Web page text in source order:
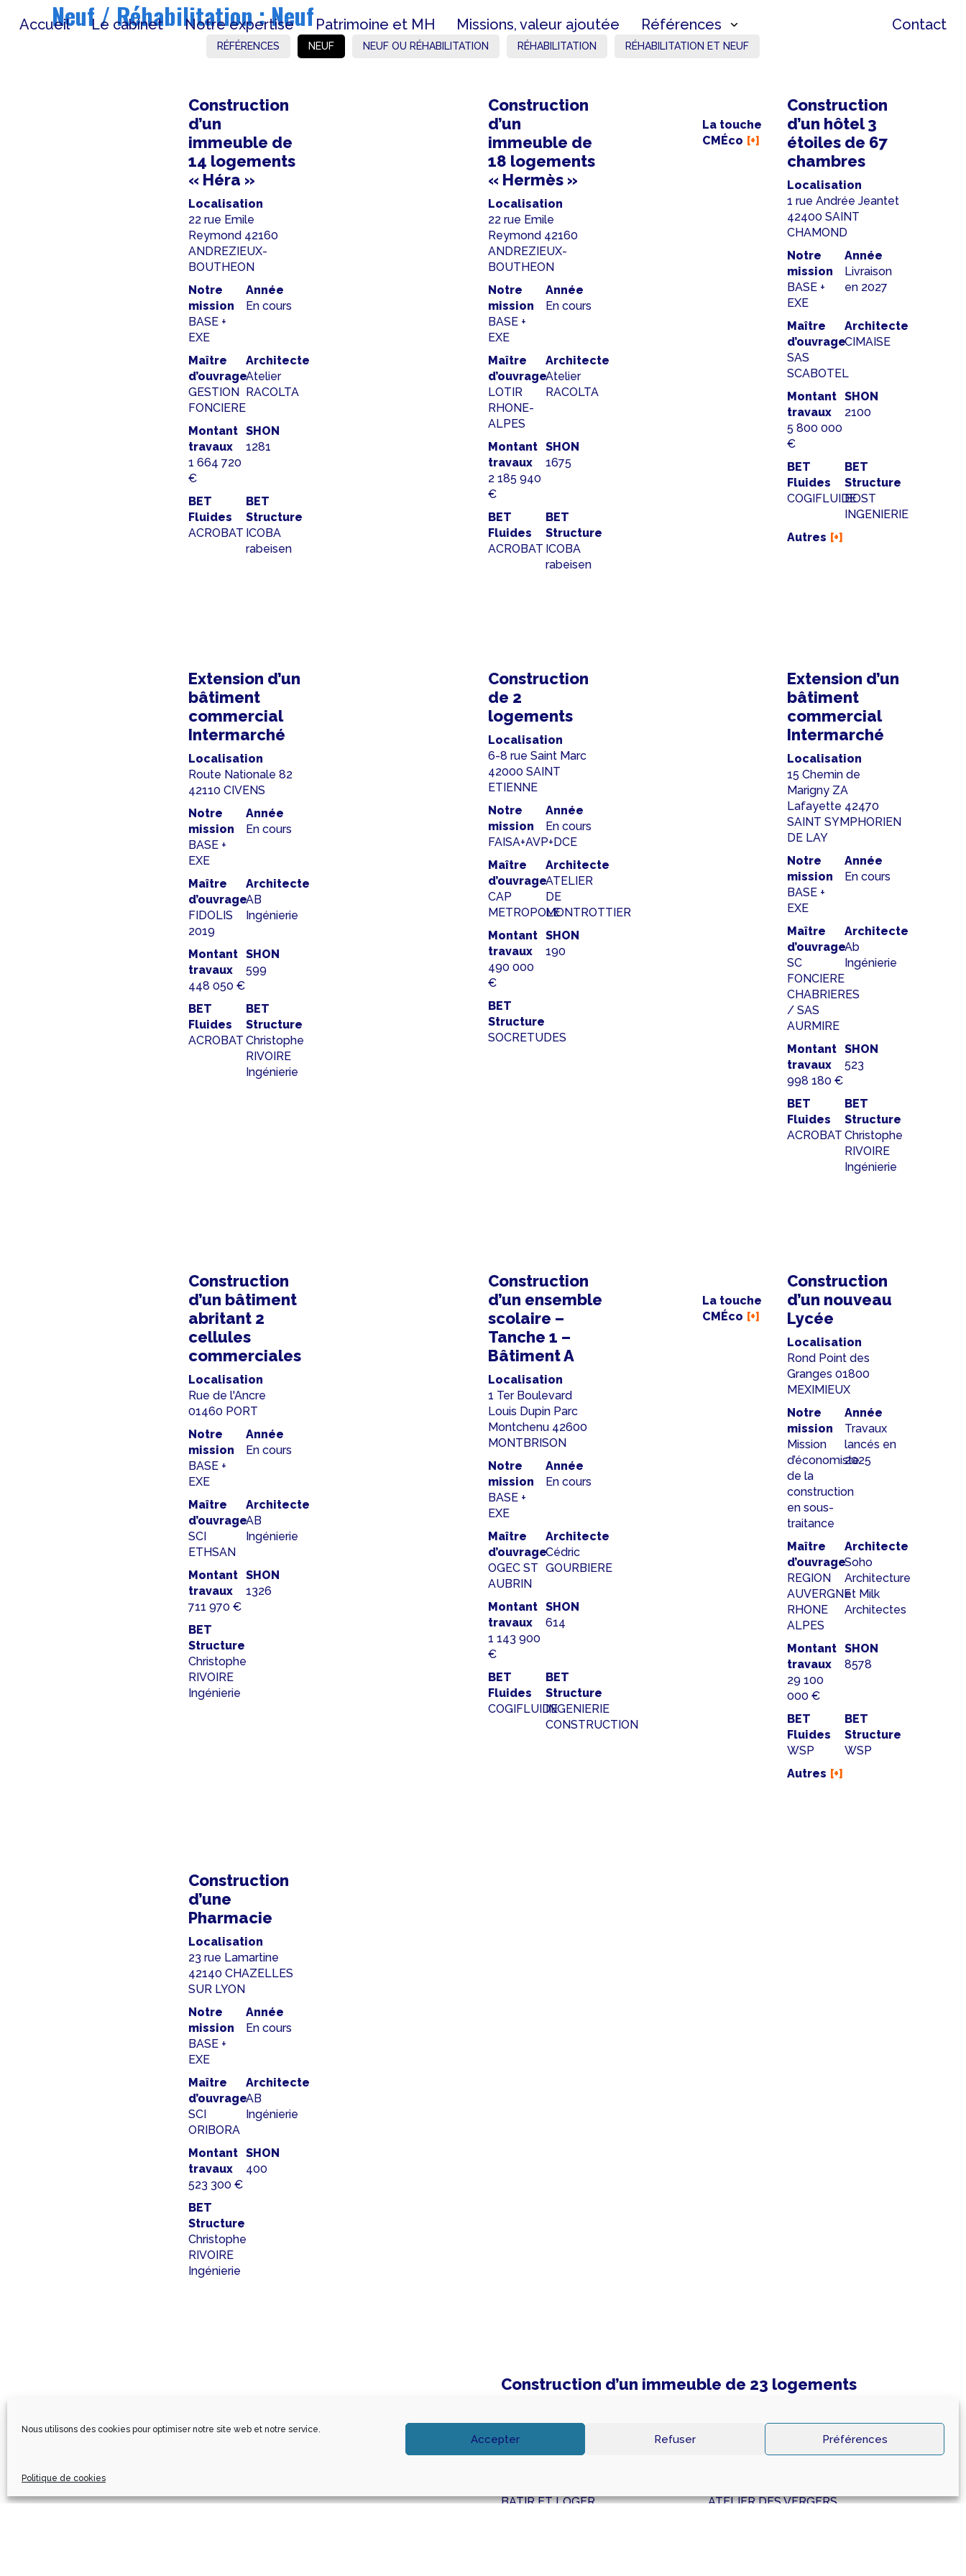
Nous utilisons des cookies pour optimiser notre site web et notre service.
Accepter Refuser Préférences
Politique de cookies
Accueil Le cabinet Notre expertise Patrimoine et MH Missions, valeur ajoutée Références Contact
Neuf / Réhabilitation :Neuf
RÉFÉRENCES NEUF NEUF OU RÉHABILITATION RÉHABILITATION RÉHABILITATION ET NEUF
Construction
d’un
immeuble de
14 logements
« Héra »
Localisation
22 rue Emile
Reymond 42160
ANDREZIEUX-
BOUTHEON
Notre
mission
BASE +
EXE
Année
En cours
Maître
d’ouvrage
GESTION
FONCIERE
Architecte
Atelier
RACOLTA
Montant
travaux
1 664 720
€
SHON
1281
BET
Fluides
ACROBAT
BET
Structure
ICOBA
rabeisen
Construction
d’un
immeuble de
18 logements
« Hermès »
Localisation
22 rue Emile
Reymond 42160
ANDREZIEUX-
BOUTHEON
Notre
mission
BASE +
EXE
Année
En cours
Maître
d’ouvrage
LOTIR
RHONE-
ALPES
Architecte
Atelier
RACOLTA
Montant
travaux
2 185 940
€
SHON
1675
BET
Fluides
ACROBAT
BET
Structure
ICOBA
rabeisen
La touche
CMÉco
Construction
d’un hôtel 3
étoiles de 67
chambres
Localisation
1 rue Andrée Jeantet
42400 SAINT
CHAMOND
Notre
mission
BASE +
EXE
Année
Livraison
en 2027
Maître
d’ouvrage
SAS
SCABOTEL
Architecte
CIMAISE
Montant
travaux
5 800 000
€
SHON
2100
BET
Fluides
COGIFLUIDE
BET
Structure
BOST
INGENIERIE
Autres
Extension d’un
bâtiment
commercial
Intermarché
Localisation
Route Nationale 82
42110 CIVENS
Notre
mission
BASE +
EXE
Année
En cours
Maître
d’ouvrage
FIDOLIS
2019
Architecte
AB
Ingénierie
Montant
travaux
448 050 €
SHON
599
BET
Fluides
ACROBAT
BET
Structure
Christophe
RIVOIRE
Ingénierie
Construction
de 2
logements
Localisation
6-8 rue Saint Marc
42000 SAINT
ETIENNE
Notre
mission
FAISA+AVP+DCE
Année
En cours
Maître
d’ouvrage
CAP
METROPOLE
Architecte
ATELIER
DE
MONTROTTIER
Montant
travaux
490 000
€
SHON
190
BET
Structure
SOCRETUDES
Extension d’un
bâtiment
commercial
Intermarché
Localisation
15 Chemin de
Marigny ZA
Lafayette 42470
SAINT SYMPHORIEN
DE LAY
Notre
mission
BASE +
EXE
Année
En cours
Maître
d’ouvrage
SC
FONCIERE
CHABRIERES
/ SAS
AURMIRE
Architecte
Ab
Ingénierie
Montant
travaux
998 180 €
SHON
523
BET
Fluides
ACROBAT
BET
Structure
Christophe
RIVOIRE
Ingénierie
Construction
d’un bâtiment
abritant 2
cellules
commerciales
Localisation
Rue de l'Ancre
01460 PORT
Notre
mission
BASE +
EXE
Année
En cours
Maître
d’ouvrage
SCI
ETHSAN
Architecte
AB
Ingénierie
Montant
travaux
711 970 €
SHON
1326
BET
Structure
Christophe
RIVOIRE
Ingénierie
Construction
d’un ensemble
scolaire –
Tanche 1 –
Bâtiment A
Localisation
1 Ter Boulevard
Louis Dupin Parc
Montchenu 42600
MONTBRISON
Notre
mission
BASE +
EXE
Année
En cours
Maître
d’ouvrage
OGEC ST
AUBRIN
Architecte
Cédric
GOURBIERE
Montant
travaux
1 143 900
€
SHON
614
BET
Fluides
COGIFLUIDE
BET
Structure
INGENIERIE
CONSTRUCTION
La touche
CMÉco
Construction
d’un nouveau
Lycée
Localisation
Rond Point des
Granges 01800
MEXIMIEUX
Notre
mission
Mission
d’économiste
de la
construction
en sous-
traitance
Année
Travaux
lancés en
2025
Maître
d’ouvrage
REGION
AUVERGNE
RHONE
ALPES
Architecte
Soho
Architecture
et Milk
Architectes
Montant
travaux
29 100
000 €
SHON
8578
BET
Fluides
WSP
BET
Structure
WSP
Autres
Construction
d’une
Pharmacie
Localisation
23 rue Lamartine
42140 CHAZELLES
SUR LYON
Notre
mission
BASE +
EXE
Année
En cours
Maître
d’ouvrage
SCI
ORIBORA
Architecte
AB
Ingénierie
Montant
travaux
523 300 €
SHON
400
BET
Structure
Christophe
RIVOIRE
Ingénierie
Construction d’un immeuble de 23 logements
Rue des Prés Fleuris 42600 MONTBRISON
Notre mission
BATIR ET LOGER
ATELIER DES VERGERS